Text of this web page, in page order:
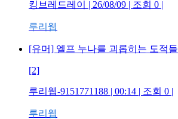
킹브레드레이 | 26/08/09 | 조회 0 |
루리웹
[유머] 엘프 누나를 괴롭히는 도적들
[2]
루리웹-9151771188 | 00:14 | 조회 0 |
루리웹